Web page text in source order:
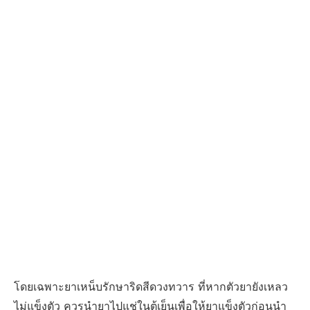
โดยเฉพาะยาเหน็บรักษาริดสีดวงทวาร ที่หากตัวยายังเหลว
ไม่แข็งตัว ควรนำยาไปแช่ในตู้เย็นเพื่อให้ยาแข็งตัวก่อนนำ